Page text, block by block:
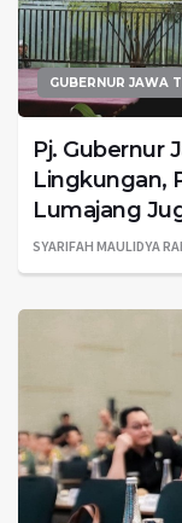
GUBERNUR JAWA
Pj. Gubernur
Lingkungan,
Lumajang
SYARIFAH MAULIDYA